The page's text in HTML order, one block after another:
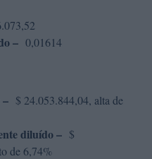
– 0,01614
$ 24.053.844,04, alta de
diluído – $
de 6,74%